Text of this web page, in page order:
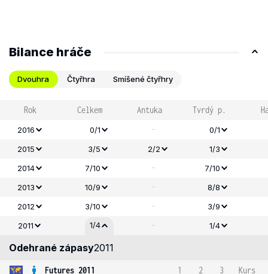
Bilance hráče
Dvouhra Čtyřhra Smíšené čtyřhry
Rok Celkem Antuka Tvrdý p.
2016 0/1 -
0/1
2015
3/5 2/2
1/3
2014
7/10 -
7/10
2013
10/9 -
8/8
2012
3/10 -
3/9
2011
1/4 - 1/4
Odehrané zápasy2011
Futures 2011 1 2 3
Kurs